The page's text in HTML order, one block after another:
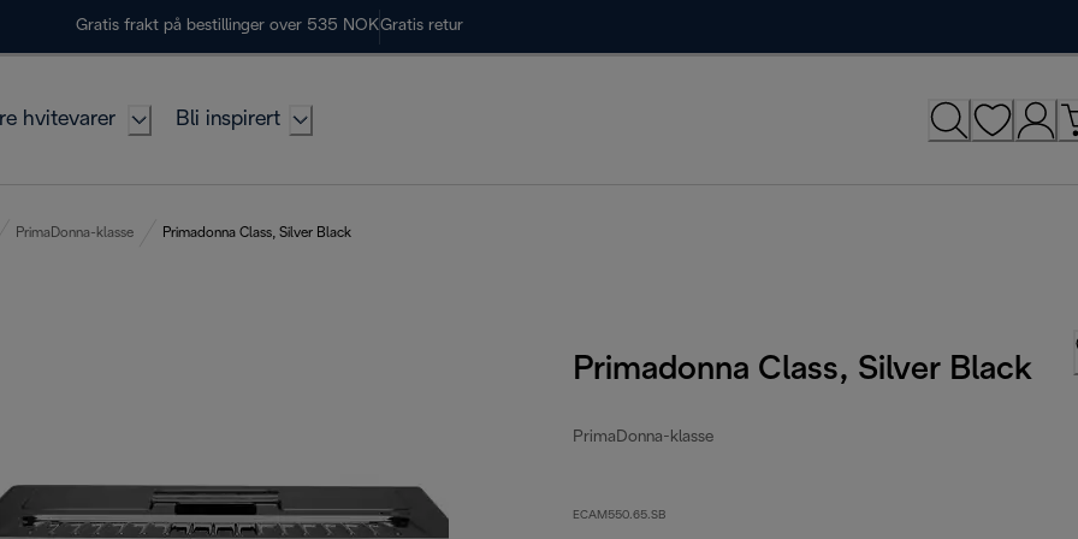
Gratis frakt på bestillinger over 535 NOKGratis retur
hvitevarer Bli inspirert
PrimaDonna-klasse Primadonna Class, Silver Black
Primadonna Class, Silver Black
PrimaDonna-klasse
ECAM550.65.SB